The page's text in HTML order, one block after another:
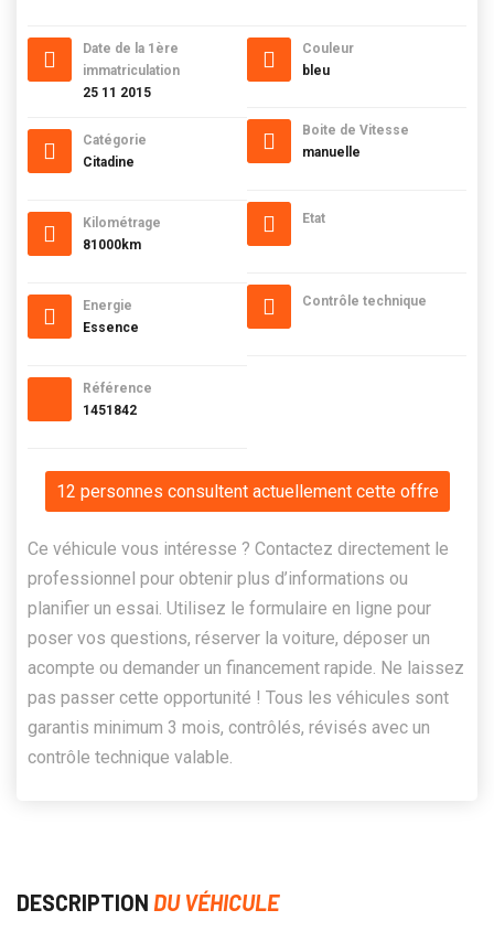
Date de la 1ère
immatriculation
25 11 2015
Catégorie
Citadine
Kilométrage
81000km
Energie
Essence
Référence
1451842
Couleur
bleu
Boite de Vitesse
manuelle
Etat
Contrôle technique
12 personnes consultent actuellement cette offre
Ce véhicule vous intéresse ? Contactez directement le
professionnel pour obtenir plus d’informations ou
planifier un essai. Utilisez le formulaire en ligne pour
poser vos questions, réserver la voiture, déposer un
acompte ou demander un financement rapide. Ne laissez
pas passer cette opportunité ! Tous les véhicules sont
garantis minimum 3 mois, contrôlés, révisés avec un
contrôle technique valable.
DESCRIPTION DU VÉHICULE